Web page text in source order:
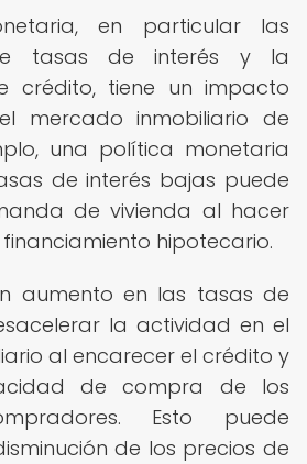
en particular las
tasas de interés y la
crédito, tiene un impacto
mercado inmobiliario de
una política monetaria
de interés bajas puede
de vivienda al hacer
hipotecario.
aumento en las tasas de
la actividad en el
al encarecer el crédito y
de compra de los
Esto puede
de los precios de